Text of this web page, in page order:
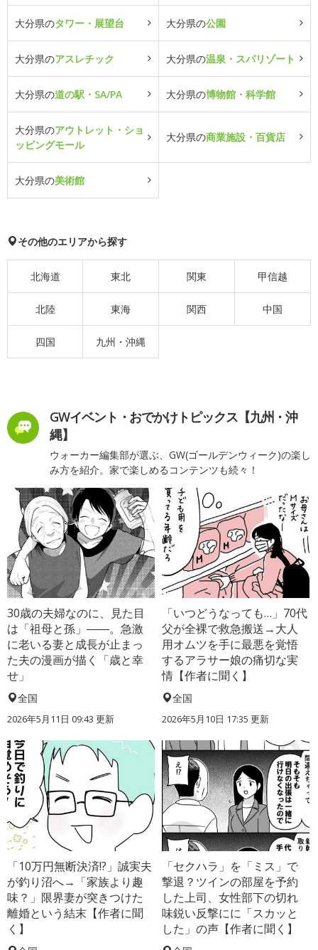
大分県のタワー・展望台 大分県の公園
大分県のアスレチック 大分県の温泉・スパリゾート
大分県の道の駅・SA/PA 大分県の博物館・科学館
大分県のアウトレット・ショ
ッピングモール
大分県の商業施設・百貨店
大分県の美術館
その他のエリアから探す
北海道 東北 関東 甲信越
北陸 東海 関西 中国
四国 九州・沖縄
GWイベント・おでかけトピックス【九州・沖
縄】
ウォーカー編集部が選ぶ、GW(ゴールデンウィーク)の楽し
み方を紹介。家で楽しめるコンテンツも続々！
30歳の夫婦なのに、見た目
は「祖母と孫」――。急激
に老いる妻と成長が止まっ
た夫の漫画が描く「歳と幸
せ」
全国
2026年5月11日 09:43 更新
「いつどうなっても…」70代
父が全裸で救急搬送→大人
用オムツを手に最悪を覚悟
するアラサー娘の痛切な実
情【作者に聞く】
全国
2026年5月10日 17:35 更新
「10万円無断決済!?」誠実夫
が釣り沼へ→「家族より趣
味？」限界妻が突きつけた
離婚という結末【作者に聞
く】
「セクハラ」を「ミス」で
撃退？ツインの部屋を予約
した上司、女性部下の切れ
味鋭い反撃にに「スカッと
した」の声【作者に聞く】